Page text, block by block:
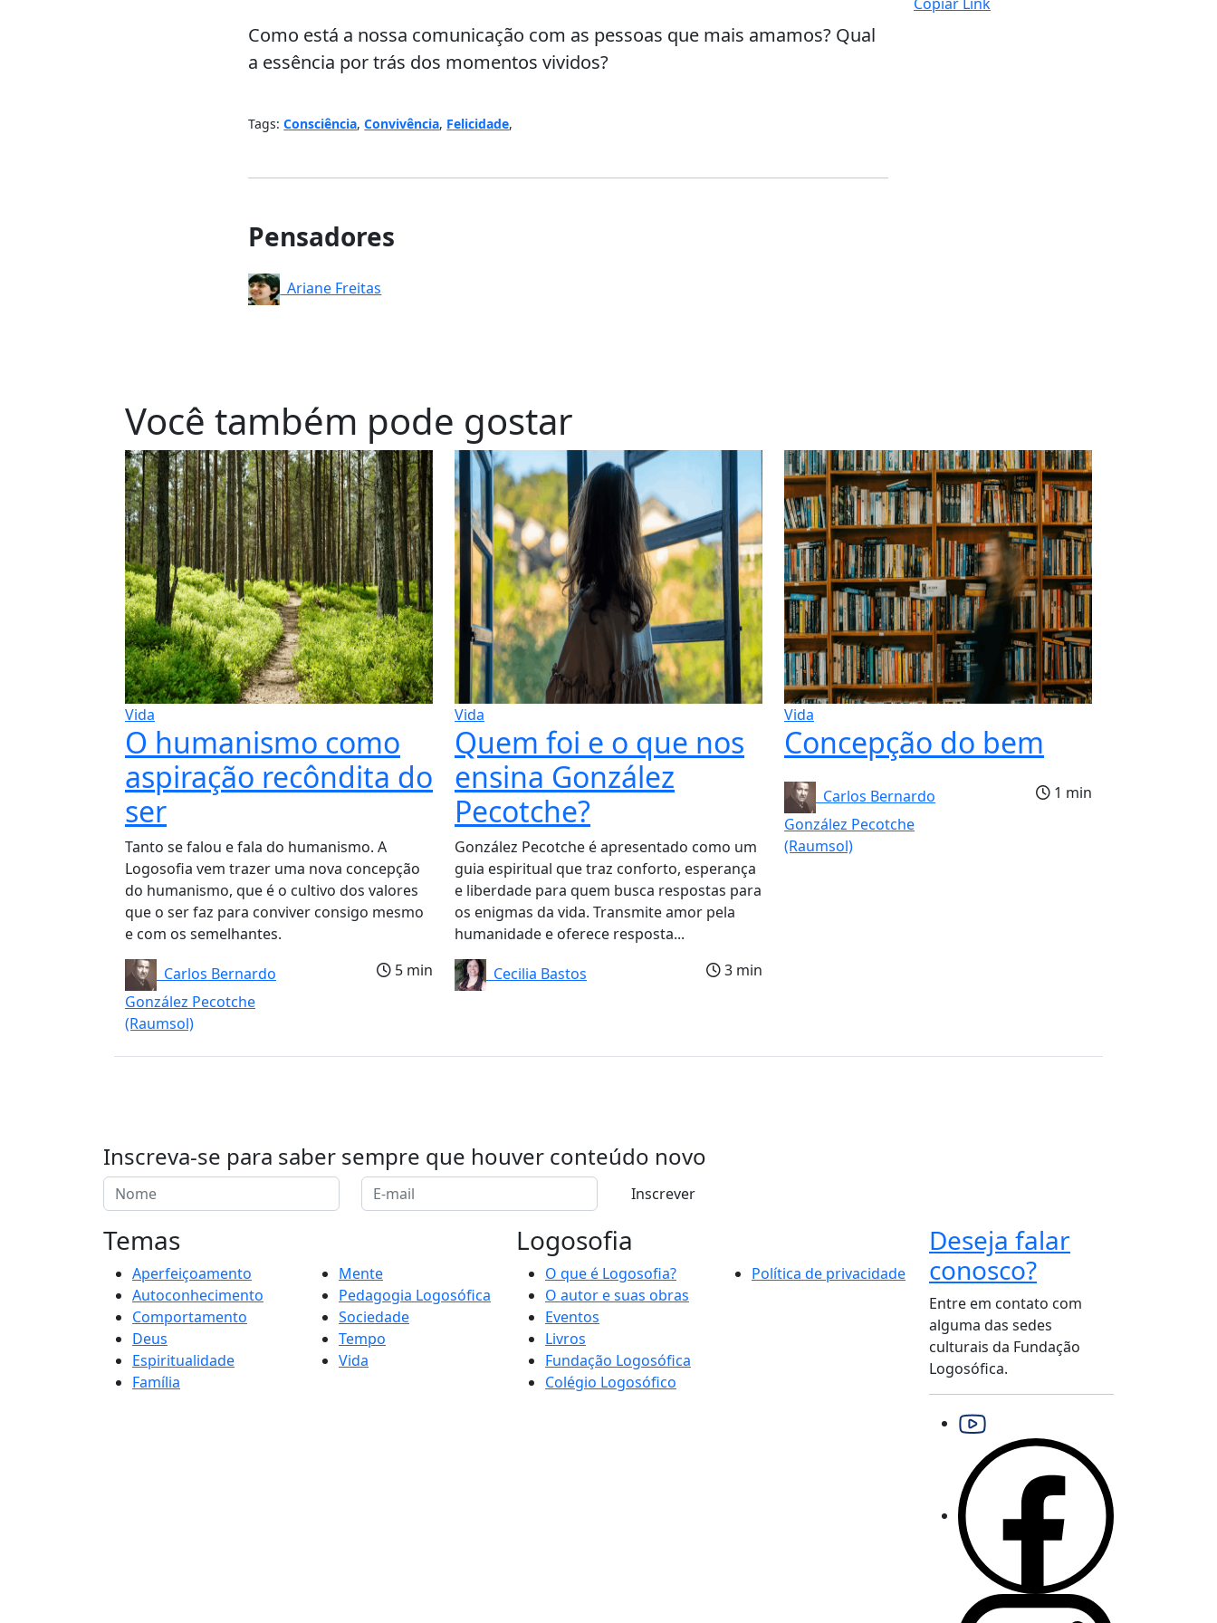
Como está a nossa comunicação com as pessoas que mais amamos? Qual
a essência por trás dos momentos vividos?
Tags:Consciência,Convivência, Felicidade,
Pensadores
Ariane Freitas
Você também pode gostar
Vida
O humanismo como
aspiração recôndita do
ser
Tanto se falou e fala do humanismo. A
Logosofia vem trazer uma nova concepção
do humanismo, que é o cultivo dos valores
que o ser faz para conviver consigo mesmo
e com os semelhantes.
Carlos Bernardo
González Pecotche
(Raumsol)
5 min
Vida
Quem foi e o que nos
ensina González
Pecotche?
González Pecotche é apresentado como um
guia espiritual que traz conforto, esperança
e liberdade para quem busca respostas para
os enigmas da vida. Transmite amor pela
humanidade e oferece resposta...
Cecilia Bastos
3 min
Vida
Concepção do bem
Carlos Bernardo
González Pecotche
(Raumsol)
1 min
Inscreva-se para saber sempre que houver conteúdo novo
Inscrever
Temas
Aperfeiçoamento
Autoconhecimento
Comportamento
Deus
Espiritualidade
Família
Mente
Pedagogia Logosófica
Sociedade
Tempo
Vida
Logosofia
O que é Logosofia?
O autor e suas obras
Eventos
Livros
Fundação Logosófica
Colégio Logosófico
Política de privacidade
Deseja falar
conosco?
Entre em contato com
alguma das sedes
culturais da Fundação
Logosófica.